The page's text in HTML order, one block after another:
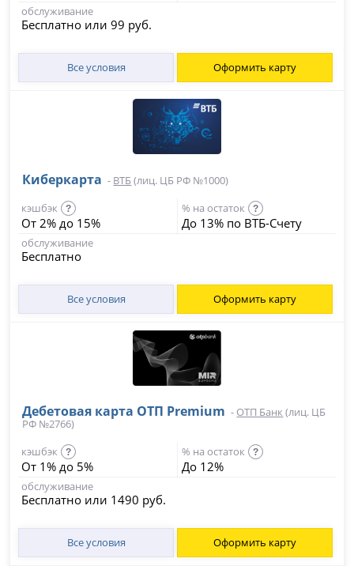
обслуживание
Бесплатно или 99 руб.
Все условия Оформить карту
Киберкарта - ВТБ(лиц. ЦБ РФ №1000)
кэшбэк
?
От 2% до 15%
% на остаток ?
До 13% по ВТБ-Счету
обслуживание
Бесплатно
Все условия Оформить карту
Дебетовая карта ОТП Premium - ОТП Банк (лиц. ЦБ
РФ №2766)
кэшбэк
?
От 1% до 5%
% на остаток ?
До 12%
обслуживание
Бесплатно или 1490 руб.
Все условия Оформить карту